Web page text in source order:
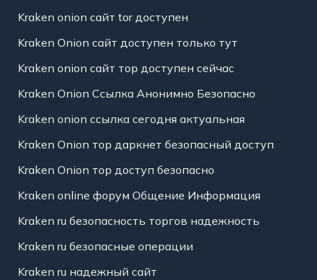
Kraken onion сайт tor доступен
Kraken Onion сайт доступен только тут
Kraken onion сайт тор доступен сейчас
Kraken Onion Ссылка Анонимно Безопасно
Kraken onion ссылка сегодня актуальная
Kraken Onion тор даркнет безопасный доступ
Kraken Onion тор доступ безопасно
Kraken online форум Общение Информация
Kraken ru безопасность торгов надежность
Kraken ru безопасные операции
Kraken ru надежный сайт